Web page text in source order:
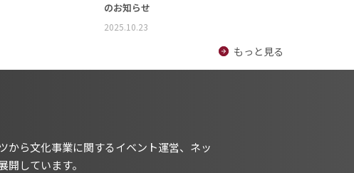
のお知らせ
2025.10.23
もっと見る
から文化事業に関するイベント運営、ネッ
しています。